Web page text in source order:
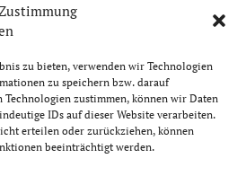
zu bieten, verwenden wir Technologien
zu speichern bzw. darauf
Technologien zustimmen, können wir Daten
IDs auf dieser Website verarbeiten.
erteilen oder zurückziehen, können
beeinträchtigt werden.
Ich stimme zu